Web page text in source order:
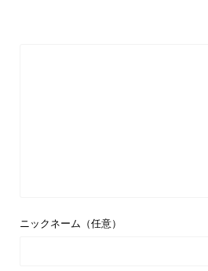
ニックネーム（任意）